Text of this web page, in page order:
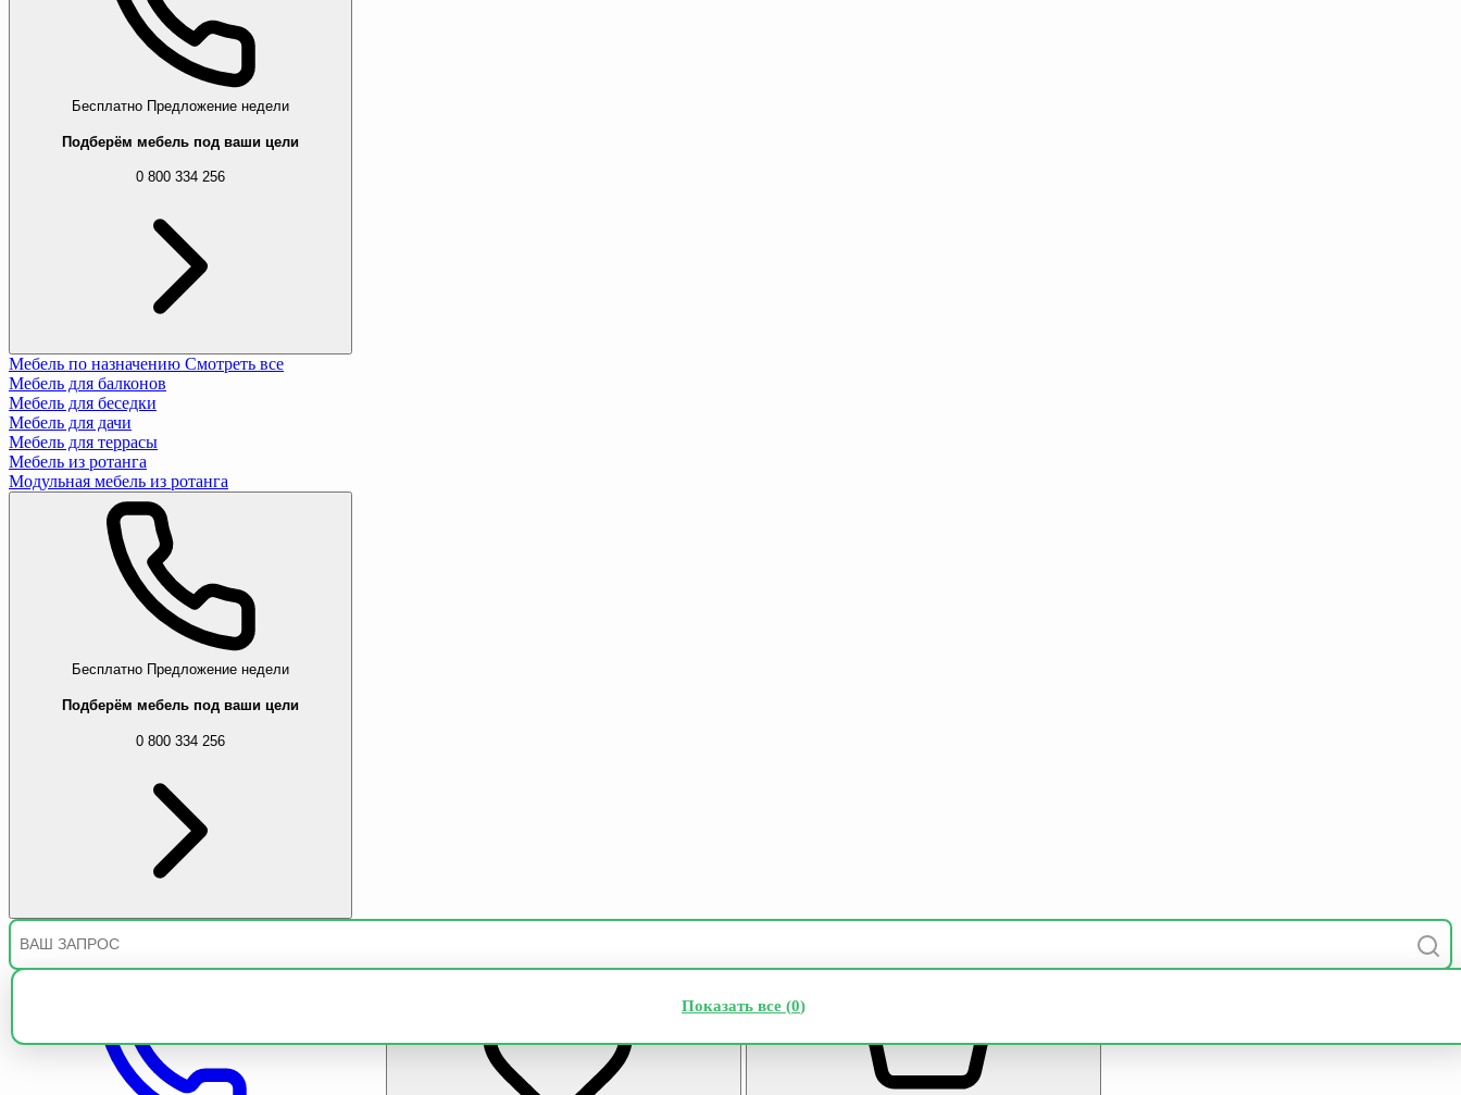
Бесплатно Предложение недели
Подберём мебель под ваши цели
0 800 334 256
Мебель по назначению Смотреть все
Мебель для балконов
Мебель для беседки
Мебель для дачи
Мебель для террасы
Мебель из ротанга
Модульная мебель из ротанга
Бесплатно Предложение недели
Подберём мебель под ваши цели
0 800 334 256
Показать все (0)